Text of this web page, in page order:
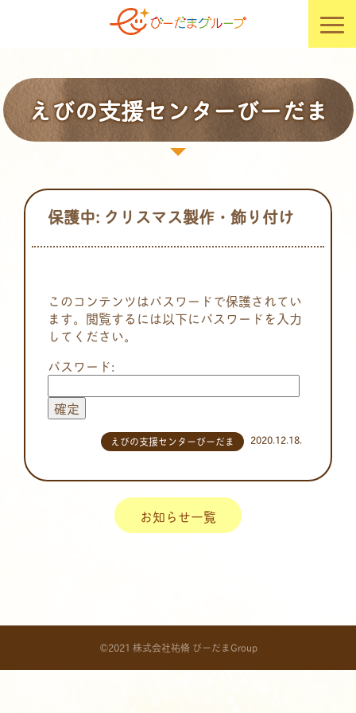
えびの支援センターびーだま
保護中: クリスマス製作・飾り付け
このコンテンツはパスワードで保護されてい
ます。閲覧するには以下にパスワードを入力
してください。
パスワード:
2020.12.18.
えびの支援センターびーだま
お知らせ一覧
©2021 株式会社祐脩 びーだまGroup